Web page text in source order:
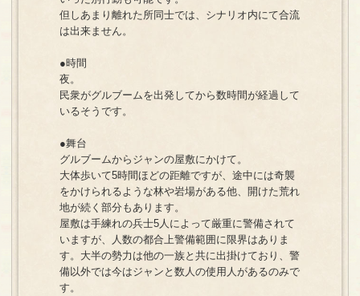
但しあまり離れた所同士では、シナリオ内にて合流
は出来ません。
●時間
夜。
民衆がグルブームを出発してから数時間が経過して
いるそうです。
●舞台
グルブームからジャンの屋敷にかけて。
大体歩いて5時間ほどの距離ですが、途中には奇襲
をかけられるような林や岩場がある他、開けた荒れ
地が続く部分もあります。
屋敷は手練れの兵士5人によって厳重に警備されて
いますが、人数の都合上警備範囲に限界はありま
す。大半の勢力は他の一族と共に出掛けており、警
備以外では今はジャンと数人の使用人があるのみで
す。